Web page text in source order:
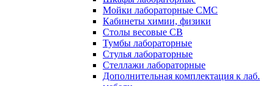
Мойки лабораторные СМС
Кабинеты химии, физики
Столы весовые СВ
Тумбы лабораторные
Стулья лабораторные
Стеллажи лабораторные
Дополнительная комплектация к лаб.